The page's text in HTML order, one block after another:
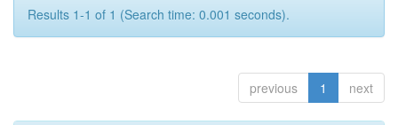
Results 1-1 of 1 (Search time: 0.001 seconds).
previous 1 next